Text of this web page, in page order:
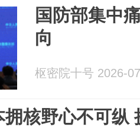
国防部集中
向
枢密院十号 2026-
拥核野心不可纵